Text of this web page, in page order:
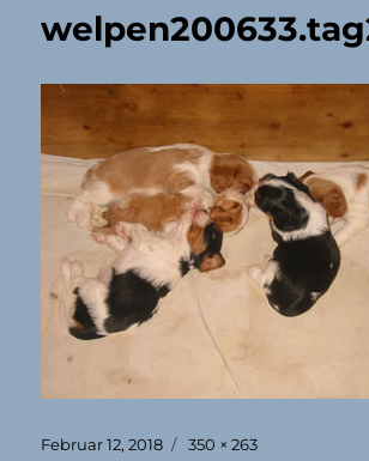
Veröffentlicht
Februar 12, 2018 Originalgröße
350 × 263